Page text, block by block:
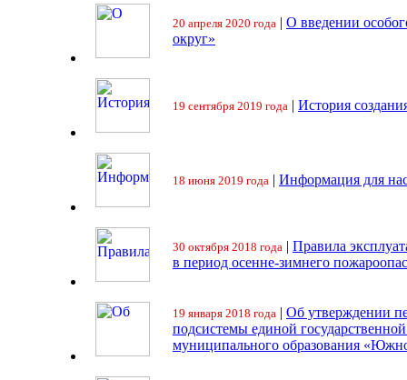
20 апреля 2020 года | О введении
округ»
19 сентября 2019 года | История
18 июня 2019 года | Информация для
30 октября 2018 года | Правила
в период осенне-зимнего
19 января 2018 года | Об утверждении
подсистемы единой
муниципального образования